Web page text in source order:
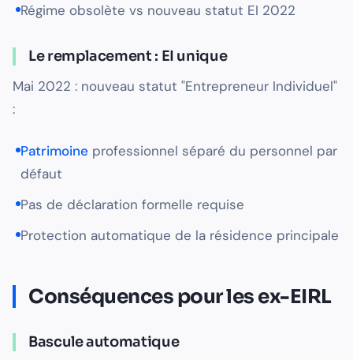
Régime obsolète vs nouveau statut EI 2022
Le remplacement : EI unique
Mai 2022 : nouveau statut "Entrepreneur Individuel"
:
Patrimoine professionnel séparé du personnel par
défaut
Pas de déclaration formelle requise
Protection automatique de la résidence principale
Conséquences pour les ex-EIRL
Bascule automatique